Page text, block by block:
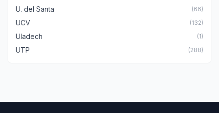
U. del Santa (66)
UCV (132)
Uladech (1)
UTP (288)